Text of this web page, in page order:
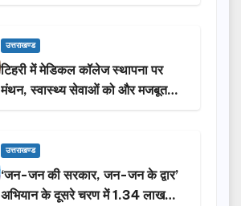
उत्तराखण्ड
टिहरी में मेडिकल कॉलेज स्थापना पर
मंथन, स्वास्थ्य सेवाओं को और मजबूत
करेगी सरकार: मुख्यमंत्री धामी…
उत्तराखण्ड
‘जन-जन की सरकार, जन-जन के द्वार’
अभियान के दूसरे चरण में 1.34 लाख